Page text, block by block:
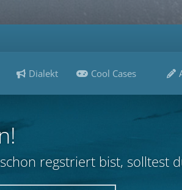
Dialekt Cool Cases
regstriert bist, solltest